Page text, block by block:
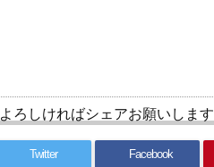
よろしければシェアお願いします
Twitter Facebook